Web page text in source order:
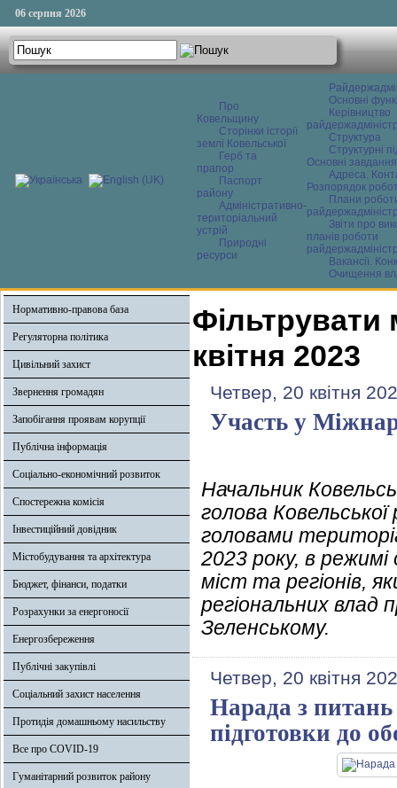
06 серпня 2026
Про
Ковельщину
Сторінки історії
землі Ковельської
Герб та
прапор
Паспорт
району
Адміністративно-
територіальний
устрій
Природні
ресурси
Основні
Керівництво
Структура
Структурні
Основні завдання
Адреса.
Розпорядок
Плани
Звіти про
планів роботи
Вакансії.
Очищення
Нормативно-правова база
Регуляторна політика
Цивільний захист
Звернення громадян
Запобігання проявам корупції
Публічна інформація
Соціально-економічний розвиток
Спостережна комісія
Інвестиційний довідник
Містобудування та архітектура
Бюджет, фінанси, податки
Розрахунки за енергоносії
Енергозбереження
Публічні закупівлі
Соціальний захист населення
Протидія домашньому насильству
Все про COVID-19
Гуманітарний розвиток району
Фільтрувати
квітня 2023
Четвер, 20 квітня
Участь у
Начальник
голова
головами
2023 року, в
міст та регіонів,
регіональних влад
Зеленському.
Четвер, 20 квітня
Нарада з питань
підготовки до